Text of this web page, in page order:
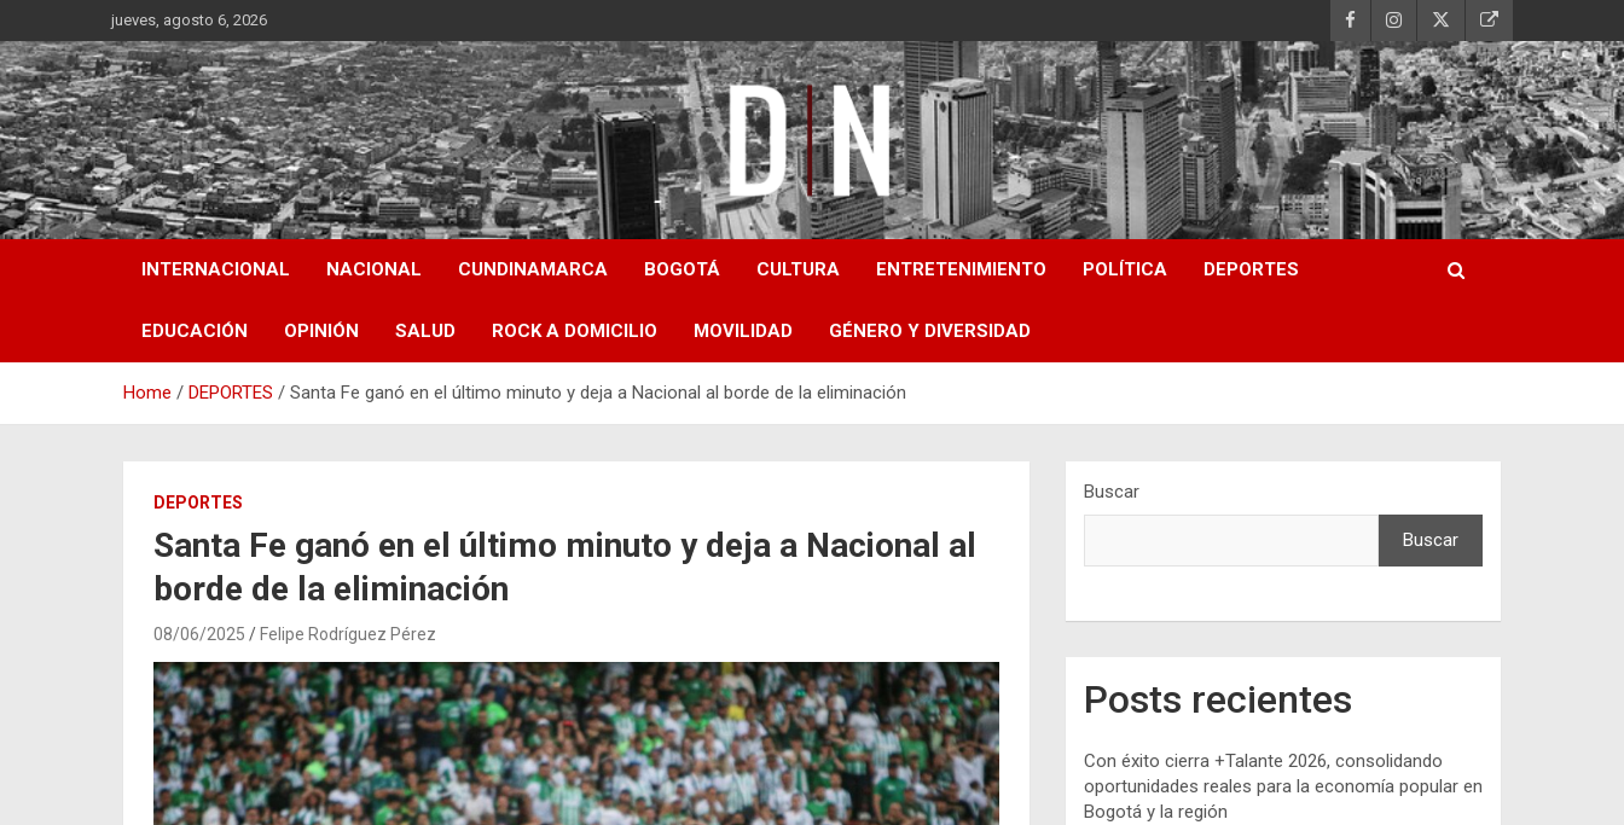
to
content
jueves, agosto 6, 2026
Diámetro Noticias
INTERNACIONAL NACIONAL CUNDINAMARCA BOGOTÁ CULTURA ENTRETENIMIENTO POLÍTICA DEPORTES
EDUCACIÓN OPINIÓN SALUD ROCK A DOMICILIO MOVILIDAD GÉNERO Y DIVERSIDAD
Home DEPORTES Santa Fe ganó en el último minuto y deja a Nacional al borde de la eliminación
DEPORTES
Santa Fe ganó en el último minuto y deja a Nacional al
borde de la eliminación
08/06/2025 Felipe Rodríguez Pérez
Buscar
Buscar
Posts recientes
Con éxito cierra +Talante 2026, consolidando
oportunidades reales para la economía popular en
Bogotá y la región